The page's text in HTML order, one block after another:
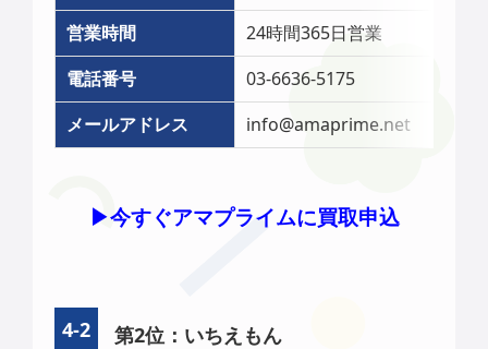
営業時間
24時間365日営業
電話番号
03-6636-5175
メールアドレス
info@amaprime.net
▶︎今すぐアマプライムに買取申込
第2位：いちえもん